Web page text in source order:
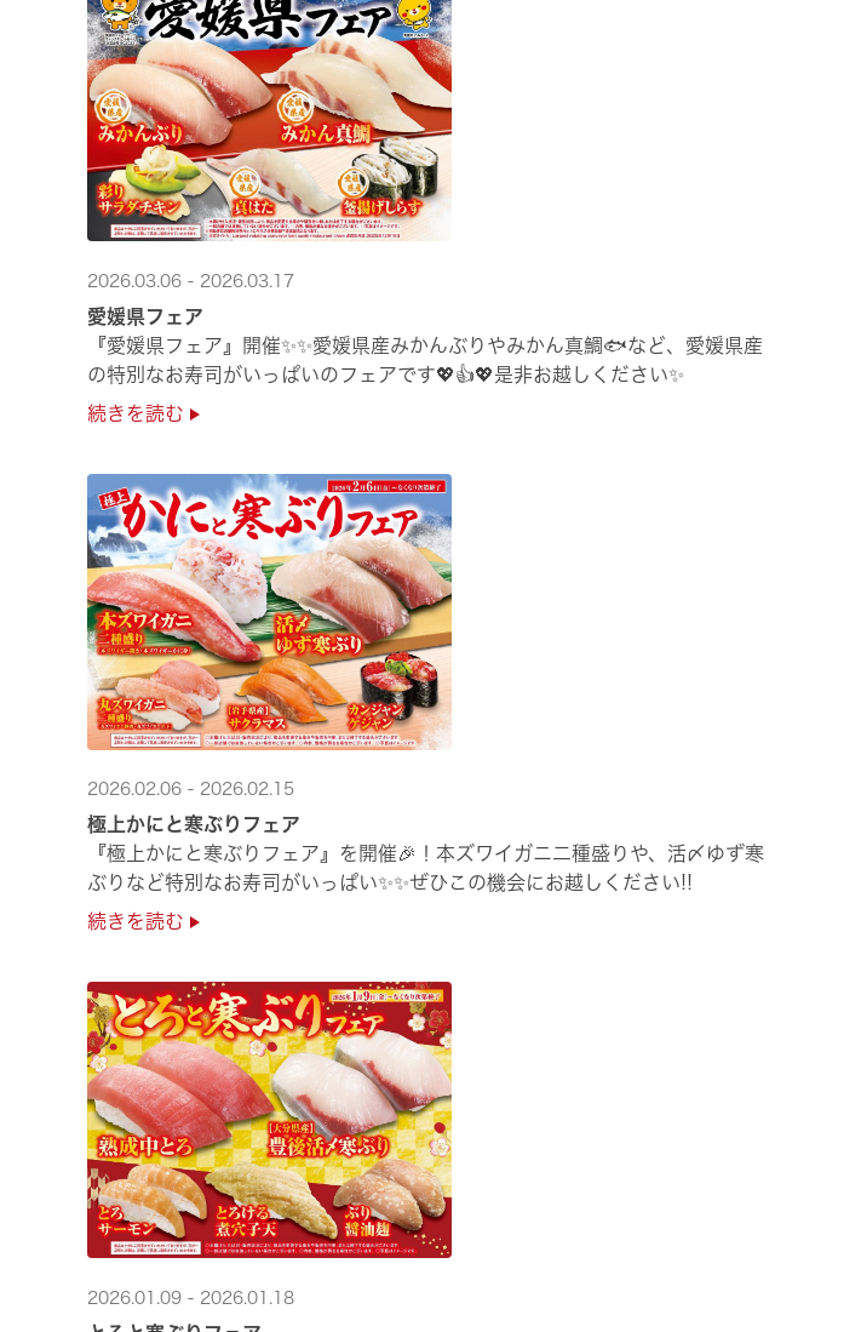
2026.03.06 - 2026.03.17
愛媛県フェア
『愛媛県フェア』開催✨✨愛媛県産みかんぶりやみかん真鯛🐟など、愛媛県産
の特別なお寿司がいっぱいのフェアです💖👍💖是非お越しください✨
続きを読む
2026.02.06 - 2026.02.15
極上かにと寒ぶりフェア
『極上かにと寒ぶりフェア』を開催🎉！本ズワイガニ二種盛りや、活〆ゆず寒
ぶりなど特別なお寿司がいっぱい✨✨ぜひこの機会にお越しください!!
続きを読む
2026.01.09 - 2026.01.18